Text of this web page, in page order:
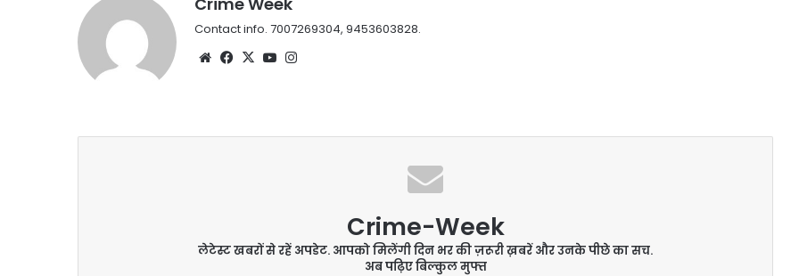
Contact info. 7007269304, 9453603828.
Website
Facebook
X YouTube
Crime-Week
लेटेस्ट खबरों से रहें अपडेट. आपको मिलेंगी दिन भर की ज़रूरी ख़बरें और उनके पीछे का सच.
अब पढ़िए बिल्कुल मुफ्त